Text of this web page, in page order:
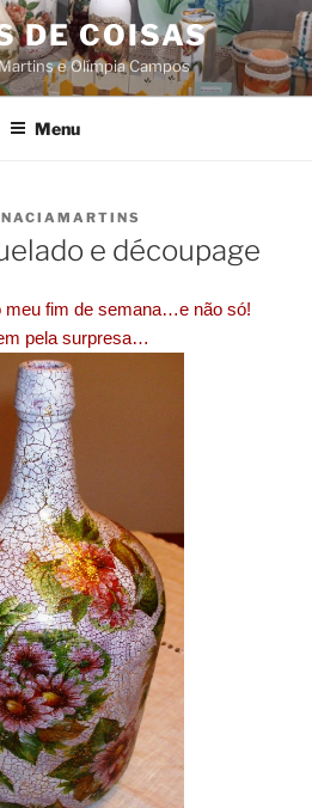
DE COISAS
e Olímpia Campos
Menu
e découpage
meu fim de semana…e não só!
pela surpresa…